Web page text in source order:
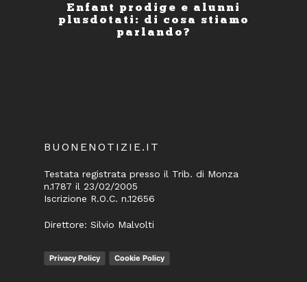
Enfant prodige e alunni
plusdotati: di cosa stiamo
parlando?
BUONENOTIZIE.IT
Testata registrata presso il Trib. di Monza
n.1787 il 23/02/2005
Iscrizione R.O.C. n.12656
Direttore: Silvio Malvolti
Privacy Policy Cookie Policy